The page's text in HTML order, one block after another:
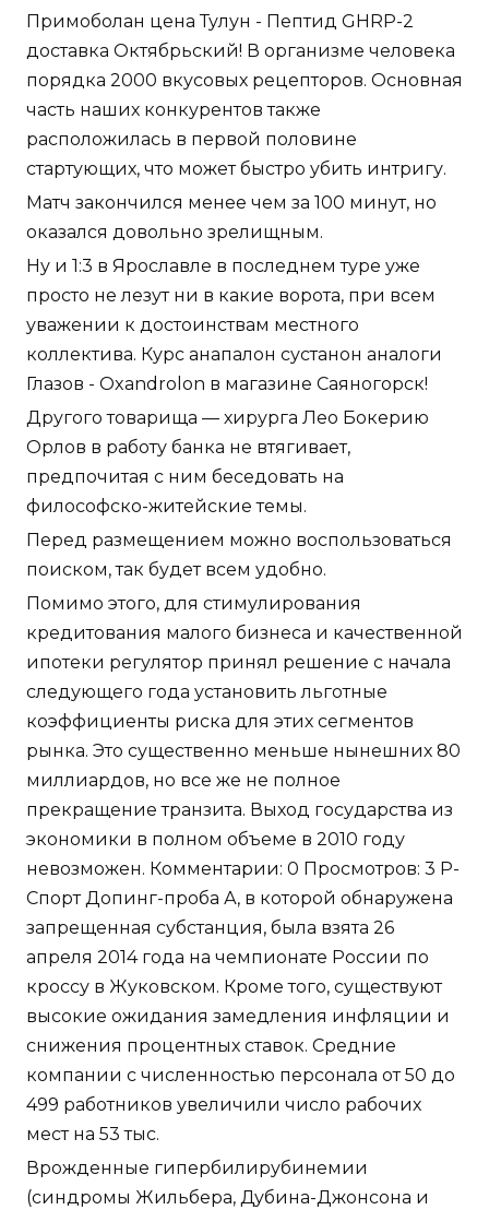
Примоболан цена Тулун - Пептид GHRP-2
доставка Октябрьский! В организме человека
порядка 2000 вкусовых рецепторов. Основная
часть наших конкурентов также
расположилась в первой половине
стартующих, что может быстро убить интригу.
Матч закончился менее чем за 100 минут, но
оказался довольно зрелищным.
Ну и 1:3 в Ярославле в последнем туре уже
просто не лезут ни в какие ворота, при всем
уважении к достоинствам местного
коллектива. Курс анапалон сустанон аналоги
Глазов - Oxandrolon в магазине Саяногорск!
Другого товарища — хирурга Лео Бокерию
Орлов в работу банка не втягивает,
предпочитая с ним беседовать на
философско-житейские темы.
Перед размещением можно воспользоваться
поиском, так будет всем удобно.
Помимо этого, для стимулирования
кредитования малого бизнеса и качественной
ипотеки регулятор принял решение с начала
следующего года установить льготные
коэффициенты риска для этих сегментов
рынка. Это существенно меньше нынешних 80
миллиардов, но все же не полное
прекращение транзита. Выход государства из
экономики в полном объеме в 2010 году
невозможен. Комментарии: 0 Просмотров: 3 Р-
Спорт Допинг-проба А, в которой обнаружена
запрещенная субстанция, была взята 26
апреля 2014 года на чемпионате России по
кроссу в Жуковском. Кроме того, существуют
высокие ожидания замедления инфляции и
снижения процентных ставок. Средние
компании с численностью персонала от 50 до
499 работников увеличили число рабочих
мест на 53 тыс.
Врожденные гипербилирубинемии
(синдромы Жильбера, Дубина-Джонсона и